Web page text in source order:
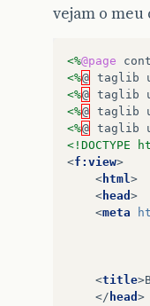
vejam o meu
<%@page
<%@ taglib
<%@ taglib
<%@ taglib
<%@ taglib
<f:view>
< html>
< head >
<meta
<title>
</ head >